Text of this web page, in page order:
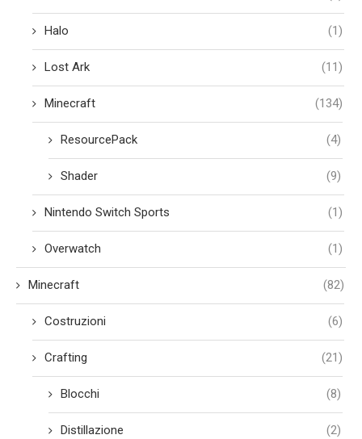
Halo (1)
Lost Ark (11)
Minecraft (134)
ResourcePack (4)
Shader (9)
Nintendo Switch Sports (1)
Overwatch (1)
Minecraft (82)
Costruzioni (6)
Crafting (21)
Blocchi (8)
Distillazione (2)